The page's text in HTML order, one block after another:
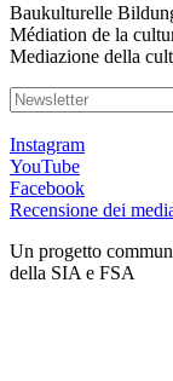
Baukulturelle
Médiation de la
Mediazione della
Instagram
YouTube
Facebook
Recensione dei
Un progetto
della SIA e FSA